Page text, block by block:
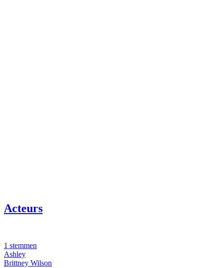
Acteurs
1 stemmen
Ashley
Brittney Wilson